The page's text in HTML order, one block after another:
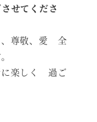
せてくださ
、尊敬、愛 全
に楽しく 過ご